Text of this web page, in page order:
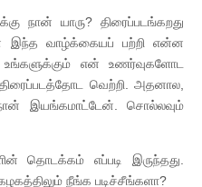
நான் யாரு? திரைப்படங்கறது
இந்த வாழ்க்கையப் பற்றி என்ன
என் உணர்வுகளோட
வெற்றி. அதனால,
இயங்கமாட்டேன். சொல்லவும்
தொடக்கம் எப்படி இருந்தது.
நீங்க படிச்சீங்களா?